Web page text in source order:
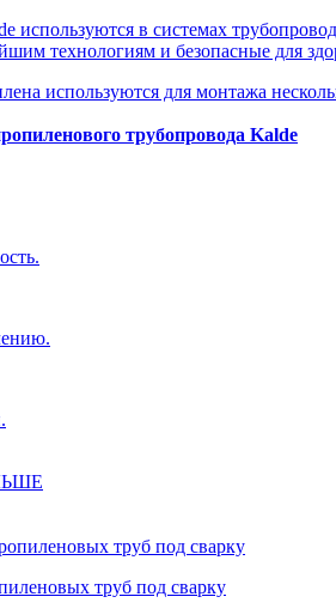
в системах
технологиям и безопасные для
используются для монтажа
трубопровода Kalde
труб под сварку